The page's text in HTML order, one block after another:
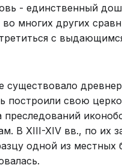
- единственный
многих других
с
существовало
построили свою
преследований
В XIII-XIV вв., по их
одной из местных